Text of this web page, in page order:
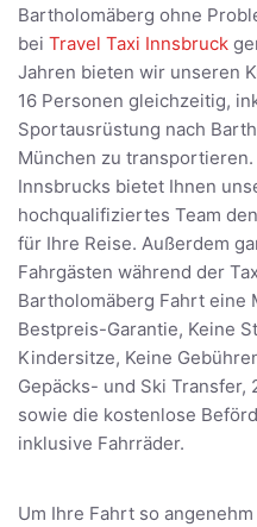
Bartholomäberg ohne
bei Travel Taxi Innsbruck
Jahren bieten wir unseren
16 Personen gleichzeitig,
Sportausrüstung nach
München zu
Innsbrucks bietet Ihnen
hochqualifiziertes Team
für Ihre Reise. Außerdem
Fahrgästen während der
Bartholomäberg Fahrt eine
Bestpreis-Garantie, Keine
Kindersitze, Keine
Gepäcks- und Ski
sowie die kostenlose
inklusive Fahrräder.
Um Ihre Fahrt so